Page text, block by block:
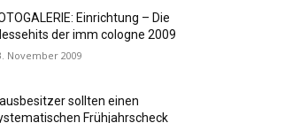
Einrichtung – Die
der imm cologne 2009
November 2009
sollten einen
Frühjahrscheck